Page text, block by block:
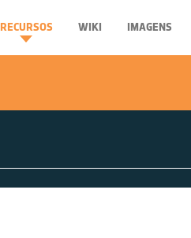
RECURSOS WIKI IMAGENS